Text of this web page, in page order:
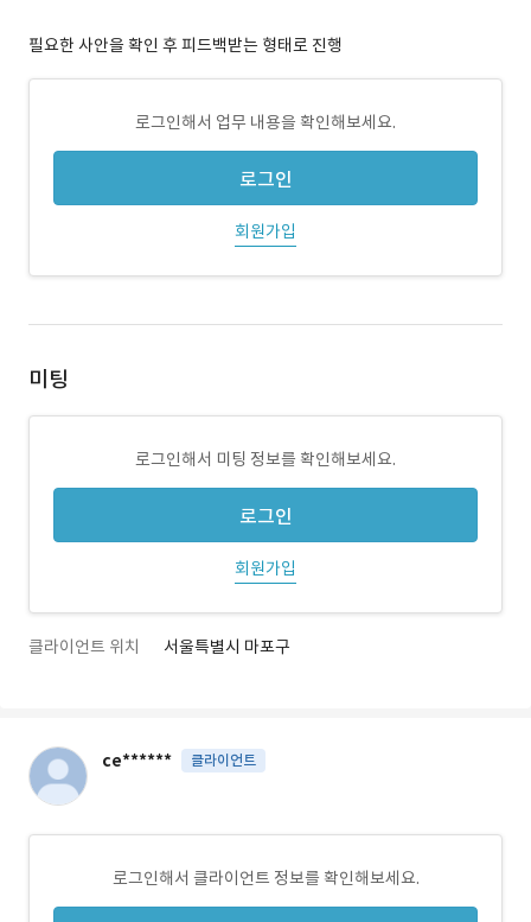
필요한 사안을 확인 후 피드백받는 형태로 진행
로그인해서 업무 내용을 확인해보세요.
로그인
회원가입
미팅
로그인해서 미팅 정보를 확인해보세요.
로그인
회원가입
클라이언트 위치 서울특별시 마포구
ce****** 클라이언트
로그인해서 클라이언트 정보를 확인해보세요.